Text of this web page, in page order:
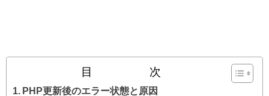
目 次
PHP更新後のエラー状態と原因